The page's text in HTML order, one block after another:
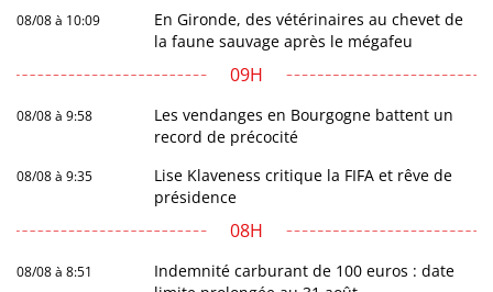
08/08 à 10:09
En Gironde, des vétérinaires au chevet de
la faune sauvage après le mégafeu
09H
08/08 à 9:58
Les vendanges en Bourgogne battent un
record de précocité
08/08 à 9:35
Lise Klaveness critique la FIFA et rêve de
présidence
08H
08/08 à 8:51
Indemnité carburant de 100 euros : date